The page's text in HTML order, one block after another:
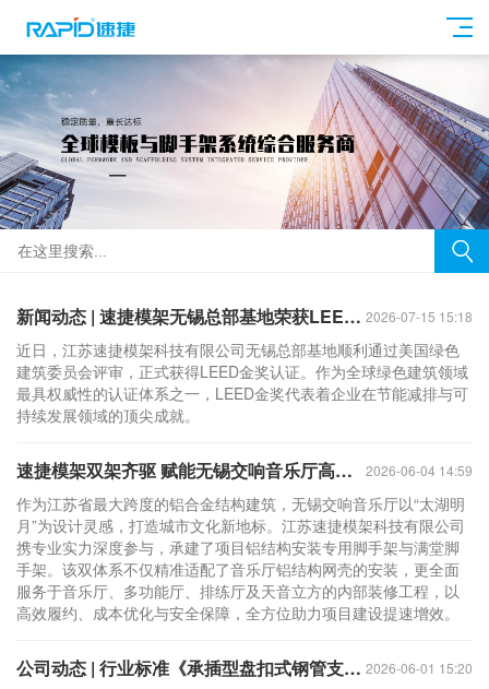
2026-07-15 15:18
新闻动态 | 速捷模架无锡总部基地荣获LEED金奖认证
近日，江苏速捷模架科技有限公司无锡总部基地顺利通过美国绿色
建筑委员会评审，正式获得LEED金奖认证。作为全球绿色建筑领域
最具权威性的认证体系之一，LEED金奖代表着企业在节能减排与可
持续发展领域的顶尖成就。
2026-06-04 14:59
速捷模架双架齐驱 赋能无锡交响音乐厅高效建造
作为江苏省最大跨度的铝合金结构建筑，无锡交响音乐厅以“太湖明
月”为设计灵感，打造城市文化新地标。江苏速捷模架科技有限公司
携专业实力深度参与，承建了项目铝结构安装专用脚手架与满堂脚
手架。该双体系不仅精准适配了音乐厅铝结构网壳的安装，更全面
服务于音乐厅、多功能厅、排练厅及天音立方的内部装修工程，以
高效履约、成本优化与安全保障，全方位助力项目建设提速增效。
2026-06-01 15:20
公司动态 | 行业标准《承插型盘扣式钢管支架构件（送审稿）》通过审查